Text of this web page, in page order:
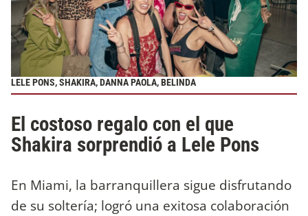
LELE PONS, SHAKIRA, DANNA PAOLA, BELINDA
El costoso regalo con el que
Shakira sorprendió a Lele Pons
En Miami, la barranquillera sigue disfrutando
de su soltería; logró una exitosa colaboración